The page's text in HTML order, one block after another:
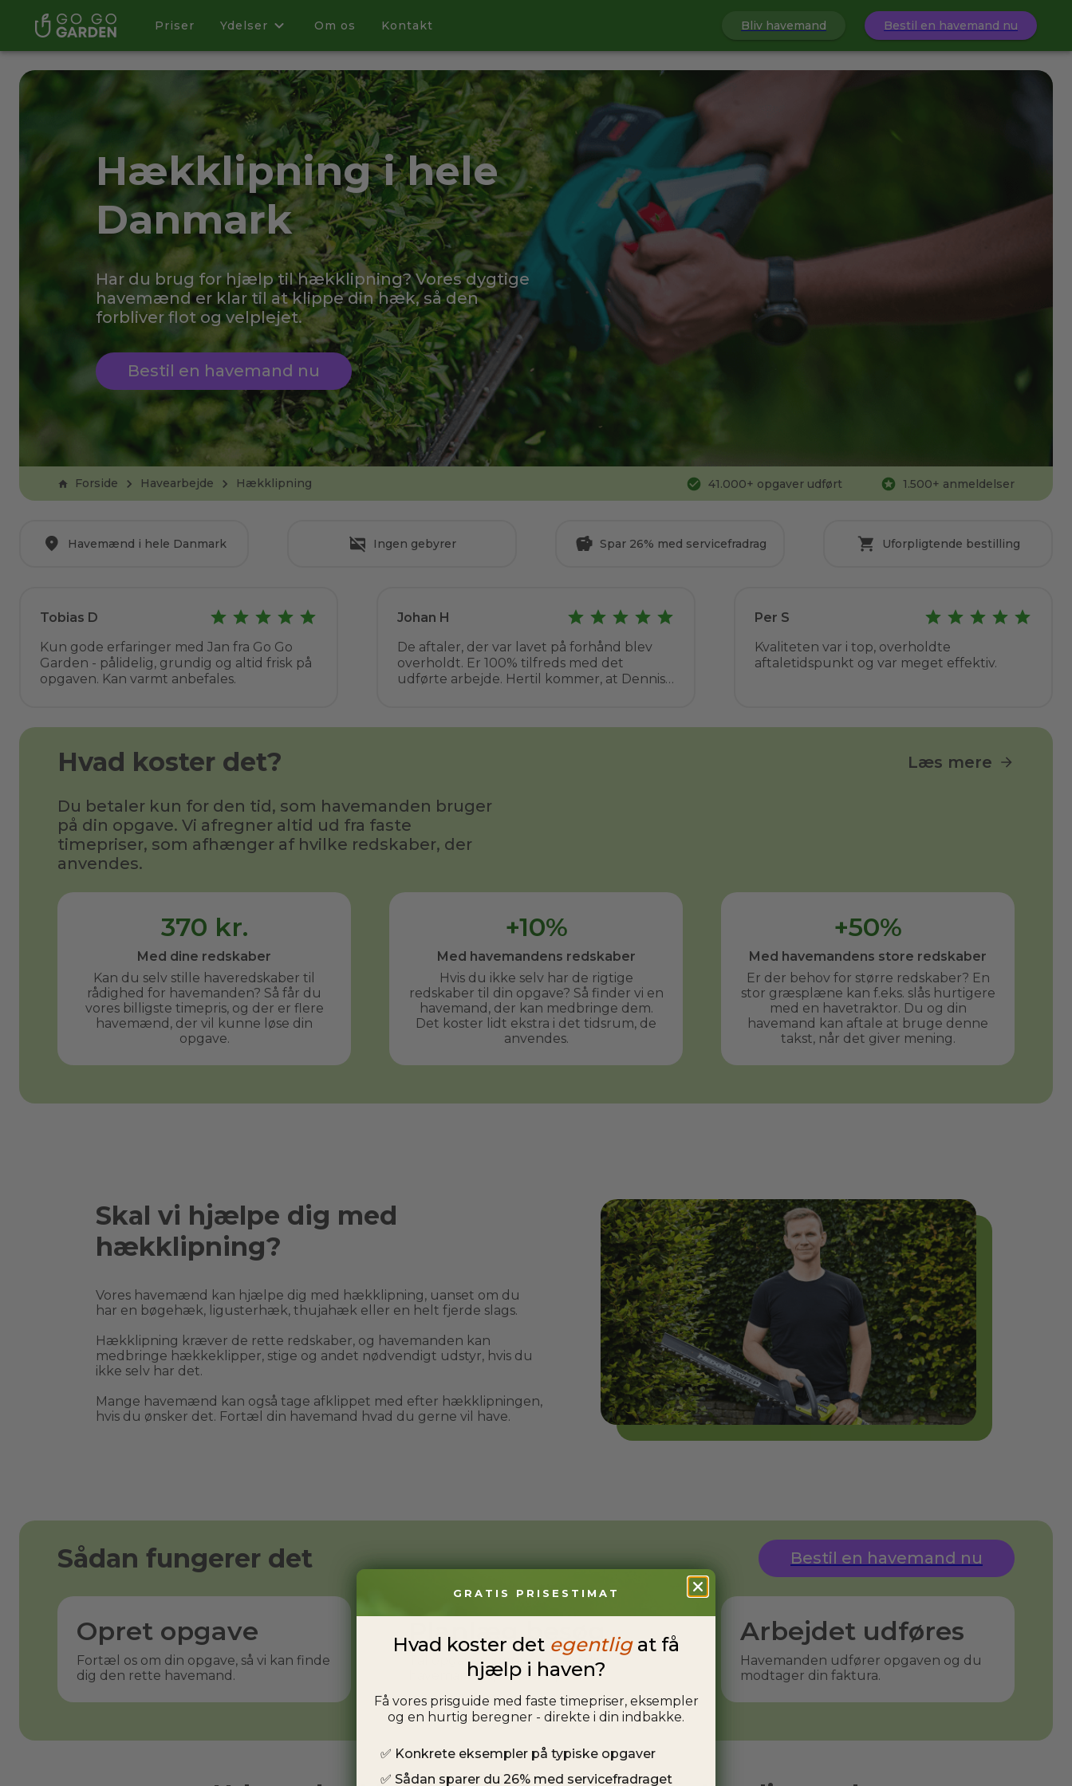
Priser Ydelser Om os Kontakt Bliv havemand Bestil en havemand nu
Hækklipning i hele
Danmark
Har du brug for hjælp til hækklipning? Vores dygtige
havemænd er klar til at klippe din hæk, så den
forbliver flot og velplejet.
Bestil en havemand nu
Forside Havearbejde Hækklipning 41.000+ opgaver udført 1.500+ anmeldelser
Havemænd i hele Danmark Ingen gebyrer Spar 26% med servicefradrag Uforpligtende bestilling
Tobias D
Kun gode erfaringer med Jan fra Go Go
Garden - pålidelig, grundig og altid frisk på
opgaven. Kan varmt anbefales.
Johan H
De aftaler, der var lavet på forhånd blev
overholdt. Er 100% tilfreds med det
udførte arbejde. Hertil kommer, at Dennis
fornuftig pris.
Per S
Kvaliteten var i top, overholdte
aftaletidspunkt og var meget effektiv.
Hvad koster det? Læs mere
Du betaler kun for den tid, som havemanden bruger
på din opgave. Vi afregner altid ud fra faste
timepriser, som afhænger af hvilke redskaber, der
anvendes.
370 kr.
Med dine redskaber
Kan du selv stille haveredskaber til
rådighed for havemanden? Så får du
vores billigste timepris, og der er flere
havemænd, der vil kunne løse din
opgave.
+10%
Med havemandens redskaber
Hvis du ikke selv har de rigtige
redskaber til din opgave? Så finder vi en
havemand, der kan medbringe dem.
Det koster lidt ekstra i det tidsrum, de
anvendes.
+50%
Med havemandens store redskaber
Er der behov for større redskaber? En
stor græsplæne kan f.eks. slås hurtigere
med en havetraktor. Du og din
havemand kan aftale at bruge denne
takst, når det giver mening.
Skal vi hjælpe dig med
hækklipning?
Vores havemænd kan hjælpe dig med hækklipning, uanset om du
har en bøgehæk, ligusterhæk, thujahæk eller en helt fjerde slags.
Hækklipning kræver de rette redskaber, og havemanden kan
medbringe hækkeklipper, stige og andet nødvendigt udstyr, hvis du
ikke selv har det.
Mange havemænd kan også tage afklippet med efter hækklipningen,
hvis du ønsker det. Fortæl din havemand hvad du gerne vil have.
Sådan fungerer det Bestil en havemand nu
Opret opgave
Fortæl os om din opgave, så vi kan finde
dig den rette havemand.
Planlæg besøg
Tal opgaven igennem med din
havemand og aftal tidspunkt.
Arbejdet udføres
Havemanden udfører opgaven og du
modtager din faktura.
GRATIS PRISESTIMAT
Hvad koster det egentligat få
hjælp i haven?
Få vores prisguide med faste timepriser, eksempler
og en hurtig beregner - direkte i din indbakke.
✅ Konkrete eksempler på typiske opgaver
✅ Sådan sparer du 26% med servicefradraget